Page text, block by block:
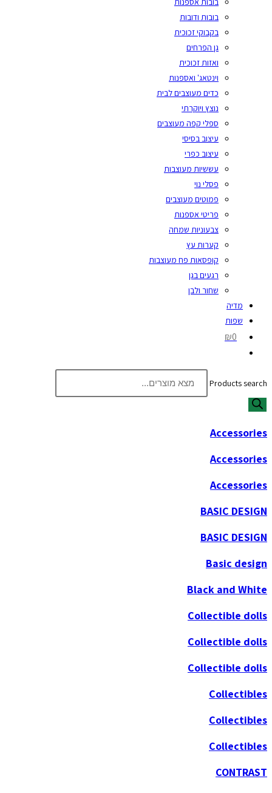
בובות ודובות
בקבוקי זכוכית
גן הפרחים
ואזות זכוכית
וינטאג' ואספנות
כדים מעוצבים לבית
נוצץ ויוקרתי
ספלי קפה מעוצבים
עיצוב בסיסי
עיצוב כפרי
עששיות מעוצבות
פסלי נוי
פמוטים מעוצבים
פריטי אספנות
צבעוניות שמחה
קערות עץ
קופסאות פח מעוצבות
רגעים בגן
שחור ולבן
מדיה
שפות
₪0
Products search
Accessories
Accessories
Accessories
BASIC DESIGN
BASIC DESIGN
Basic design
Black and White
Collectible dolls
Collectible dolls
Collectible dolls
Collectibles
Collectibles
Collectibles
CONTRAST